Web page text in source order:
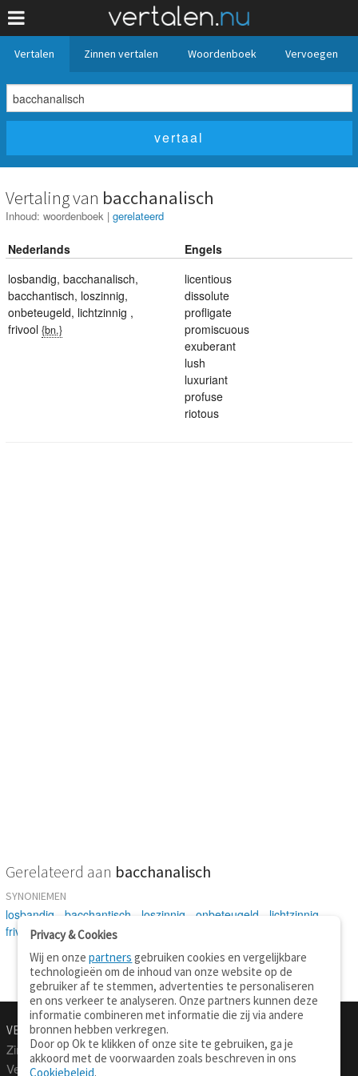
Vertalen Zinnen vertalen Woordenboek Vervoegen
Vertaling van bacchanalisch
Inhoud: woordenboek | gerelateerd
Nederlands
Engels
losbandig, bacchanalisch,
bacchantisch, loszinnig,
onbeteugeld, lichtzinnig ,
frivool {bn.}
licentious
dissolute
profligate
promiscuous
exuberant
lush
luxuriant
profuse
riotous
Gerelateerd aan bacchanalisch
SYNONIEMEN
losbandig bacchantisch loszinnig onbeteugeld lichtzinnig
frivool
VERTALEN.NU
Zinnen vertalen
Verklarend woordenboek
Over deze site
Privacy & Cookies
Wij en onzepartners gebruiken cookies en vergelijkbare
technologieën om de inhoud van onze website op de
gebruiker af te stemmen, advertenties te personaliseren
en ons verkeer te analyseren. Onze partners kunnen deze
informatie combineren met informatie die zij via andere
bronnen hebben verkregen.
Door op Ok te klikken of onze site te gebruiken, ga je
akkoord met de voorwaarden zoals beschreven in ons
Cookiebeleid.